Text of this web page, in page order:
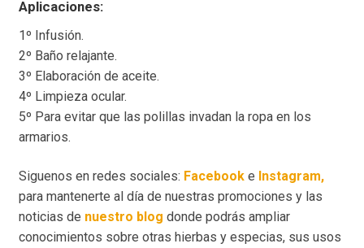
Aplicaciones:
1º Infusión.
2º Baño relajante.
3º Elaboración de aceite.
4º Limpieza ocular.
5º Para evitar que las polillas invadan la ropa en los
armarios.
Siguenos en redes sociales: Facebooke Instagram,
para mantenerte al día de nuestras promociones y las
noticias de nuestro blog donde podrás ampliar
conocimientos sobre otras hierbas y especias, sus usos